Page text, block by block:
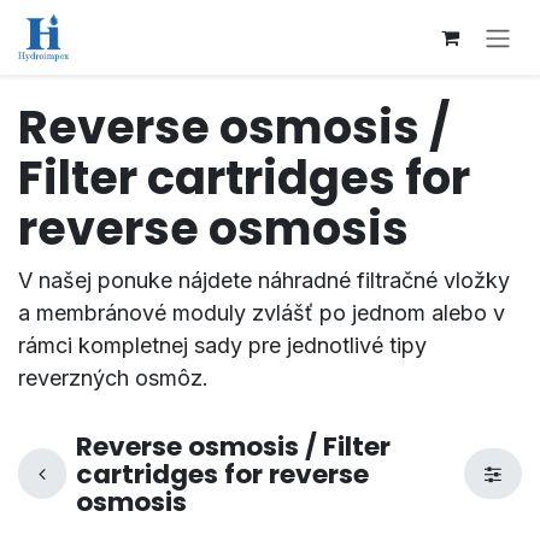
Přejít na obsah
Reverse osmosis /
Filter cartridges for
reverse osmosis
V našej ponuke nájdete náhradné filtračné vložky
a membránové moduly zvlášť po jednom alebo v
rámci kompletnej sady pre jednotlivé tipy
reverzných osmôz.
Reverse osmosis / Filter
cartridges for reverse
osmosis